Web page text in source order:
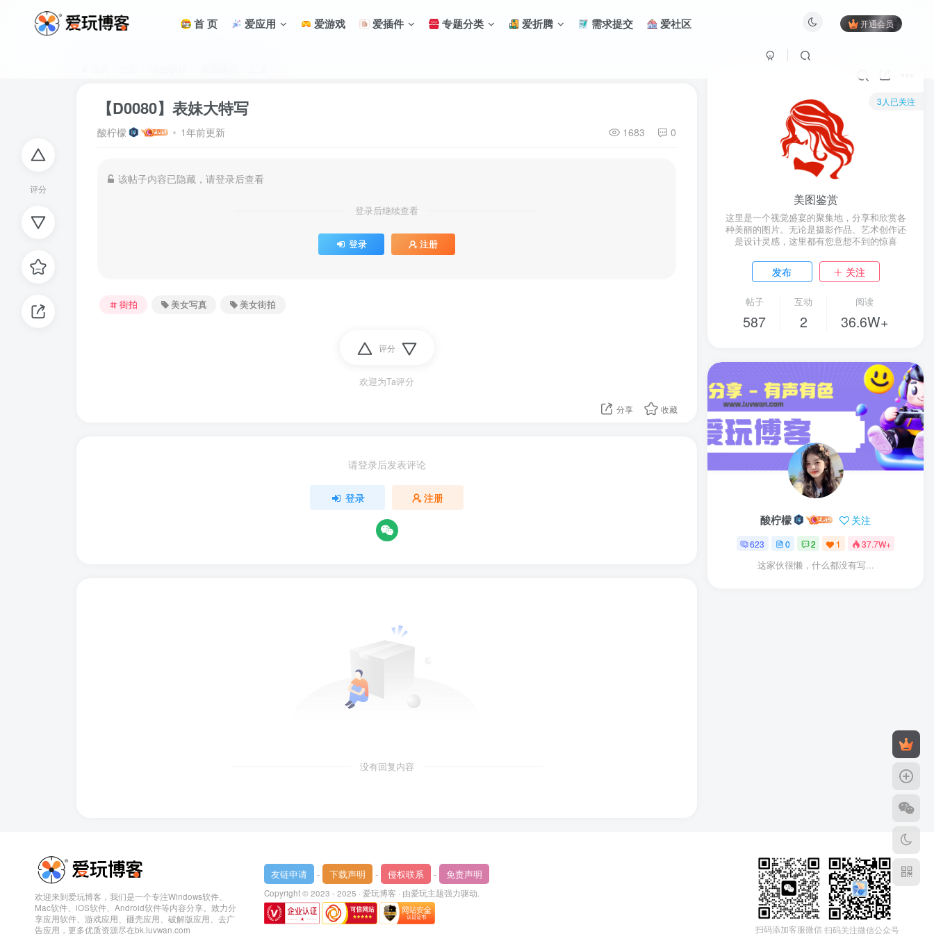
首 页 爱应用 爱游戏 爱插件 专题分类 爱折腾 需求提交 爱社区 开通会员
评分
【D0080】表妹大特写
酸柠檬 1年前更新 1683 0
该帖子内容已隐藏，请登录后查看
登录后继续查看
登录 注册
街拍 美女写真 美女街拍
评分
欢迎为Ta评分
分享 收藏
请登录后发表评论
登录 注册
没有回复内容
3人已关注
美图鉴赏
这里是一个视觉盛宴的聚集地，分享和欣赏各
种美丽的图片。无论是摄影作品、艺术创作还
是设计灵感，这里都有您意想不到的惊喜
发布 关注
帖子
587
互动
2
阅读
36.6W+
酸柠檬 关注
623 0 2 1 37.7W+
这家伙很懒，什么都没有写...
欢迎来到爱玩博客，我们是一个专注Windows软件、
Mac软件、iOS软件、Android软件等内容分享。致力分
享应用软件、游戏应用、砸壳应用、破解版应用、去广
告应用，更多优质资源尽在bk.luvwan.com
友链申请 - 下载声明 - 侵权联系 - 免责声明
Copyright © 2023 - 2025 · 爱玩博客 · 由爱玩主题强力驱动.
扫码添加客服微信扫码关注微信公众号